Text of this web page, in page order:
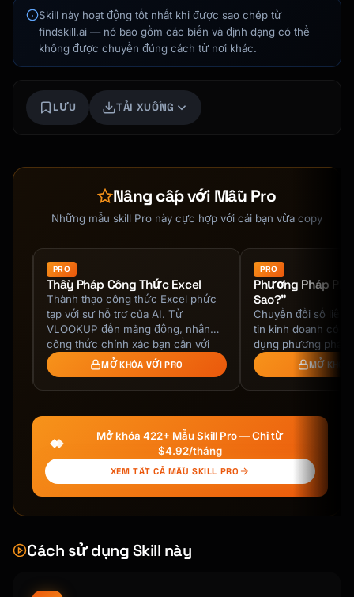
1. **Eligibility Requirements** - Who can use
Solo 401k
2. **Contribution Calculations** - Employee +
contribution types
4. **Mega Backdoor Roth** - Advanced strategy
in Solo 401k
you
maintenance
## SOLO 401(K) BASICS
```
WHAT IS A SOLO 401(K)?
═════════════════════════════════════════════
═════════════════
DEFINITION:
────────────────
A 401(k) plan for self-employed with no
employees
(except spouse)
Also called:
• One-participant 401(k)
• Self-employed 401(k)
Skill này hoạt động tốt nhất khi được sao chép từ
findskill.ai — nó bao gồm các biến và định dạng có thể
không được chuyển đúng cách từ nơi khác.
LƯU TẢI XUỐNG
Nâng cấp với Mẫu Pro
Những mẫu skill Pro này cực hợp với cái bạn vừa copy
PRO
Thầy Pháp Công Thức Excel
Thành thạo công thức Excel phức
tạp với sự hỗ trợ của AI. Từ
VLOOKUP đến mảng động, nhận
công thức chính xác bạn cần với
giải thích.
MỞ KHÓA VỚI PRO
PRO
Phương Pháp
Sao?"
Chuyển đổi số liệu
tin kinh doanh có
dụng phương pháp
để thu hẹp khoảng
liệu và quyết …
MỞ KHÓA
Mở khóa 422+ Mẫu Skill Pro — Chỉ từ
$4.92/tháng
XEM TẤT CẢ MẪU SKILL PRO
Cách sử dụng Skill này